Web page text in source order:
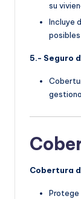
su
Incluye
5.- Seguro
Cobertura
Protege